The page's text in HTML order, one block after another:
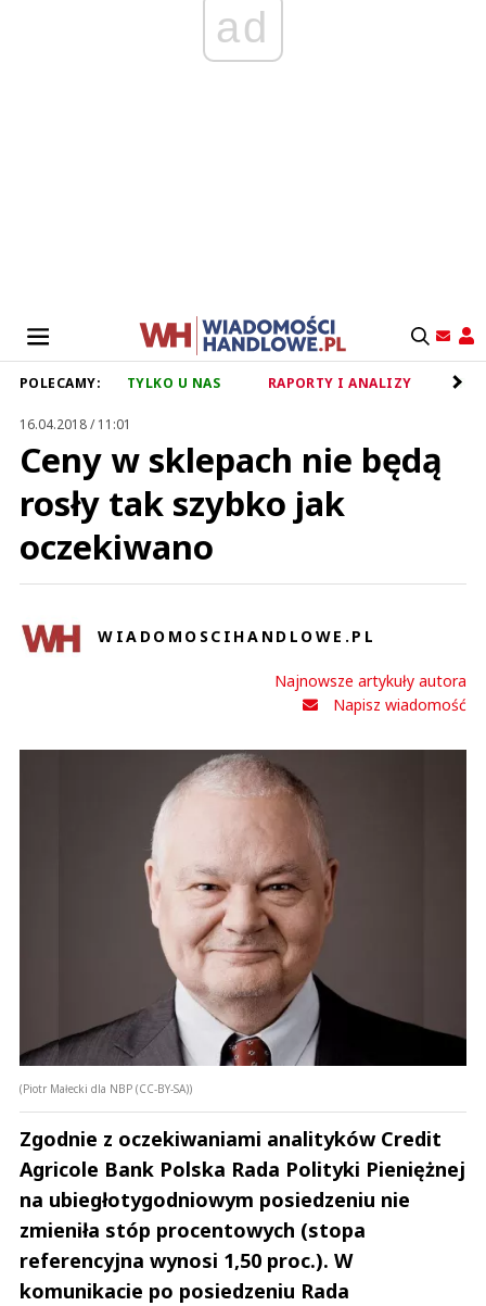
ad
POLECAMY: TYLKO U NAS RAPORTY I ANALIZY
16.04.2018 / 11:01
Ceny w sklepach nie będą
rosły tak szybko jak
oczekiwano
WIADOMOSCIHANDLOWE.PL
Najnowsze artykuły autora
Napisz wiadomość
(Piotr Małecki dla NBP (CC-BY-SA))
Zgodnie z oczekiwaniami analityków Credit
Agricole Bank Polska Rada Polityki Pieniężnej
na ubiegłotygodniowym posiedzeniu nie
zmieniła stóp procentowych (stopa
referencyjna wynosi 1,50 proc.). W
komunikacie po posiedzeniu Rada